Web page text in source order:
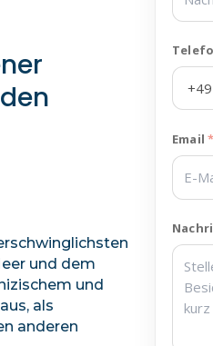
und dem
und
als
anderen
Email